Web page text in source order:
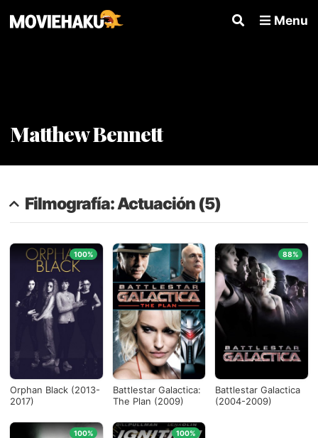
Menu
Matthew Bennett
Filmografía: Actuación (5)
Orphan Black (2013-
2017)
100%
Battlestar Galactica:
The Plan (2009)
Battlestar Galactica
(2004-2009)
88%
100% 100%